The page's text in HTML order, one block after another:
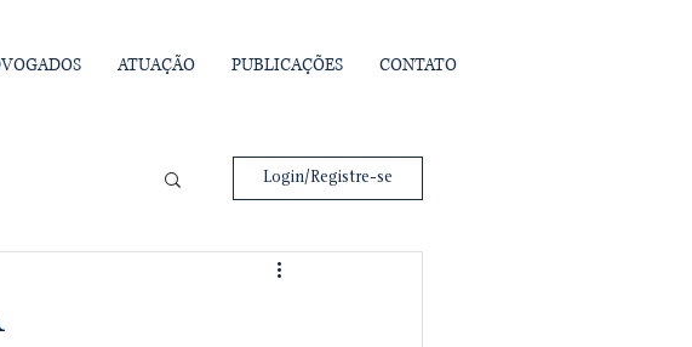
ATUAÇÃO PUBLICAÇÕES CONTATO
Login/Registre-se